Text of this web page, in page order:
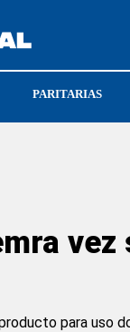
PARITARIAS
para uso